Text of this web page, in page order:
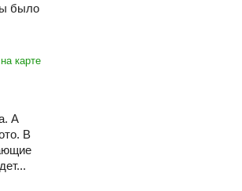
было
на карте
А
В